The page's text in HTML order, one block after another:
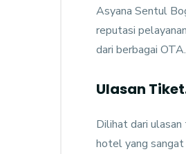
Asyana Sentul
reputasi
dari berbagai OTA.
Ulasan
Dilihat dari
hotel yang sangat